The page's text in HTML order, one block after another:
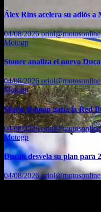
Álex Rins acelera su adiós
04/08/2026
Motogp
Stoner analiza el nuevo
04/08/2026
Motogp
Mario Román gana la Red
04/08/2026
Motogp
Ducati desvela su plan para
04/08/2026